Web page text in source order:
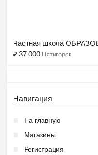
Частная школа
₽ 37 000 Пятигорск
Навигация
На главную
Магазины
Регистрация